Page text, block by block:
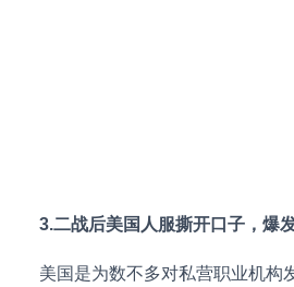
3.二战后美国人服撕开口子，爆
美国是为数不多对私营职业机构